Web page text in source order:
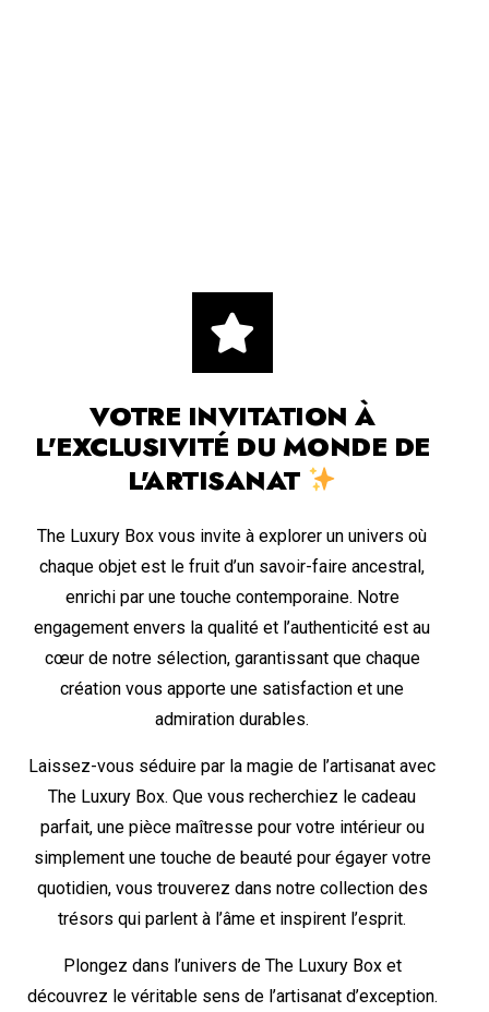
VOTRE INVITATION À
L'EXCLUSIVITÉ DU MONDE DE
L'ARTISANAT
The Luxury Box vous invite à explorer un univers où
chaque objet est le fruit d’un savoir-faire ancestral,
enrichi par une touche contemporaine. Notre
engagement envers la qualité et l’authenticité est au
cœur de notre sélection, garantissant que chaque
création vous apporte une satisfaction et une
admiration durables.
Laissez-vous séduire par la magie de l’artisanat avec
The Luxury Box. Que vous recherchiez le cadeau
parfait, une pièce maîtresse pour votre intérieur ou
simplement une touche de beauté pour égayer votre
quotidien, vous trouverez dans notre collection des
trésors qui parlent à l’âme et inspirent l’esprit.
Plongez dans l’univers de The Luxury Box et
découvrez le véritable sens de l’artisanat d’exception.